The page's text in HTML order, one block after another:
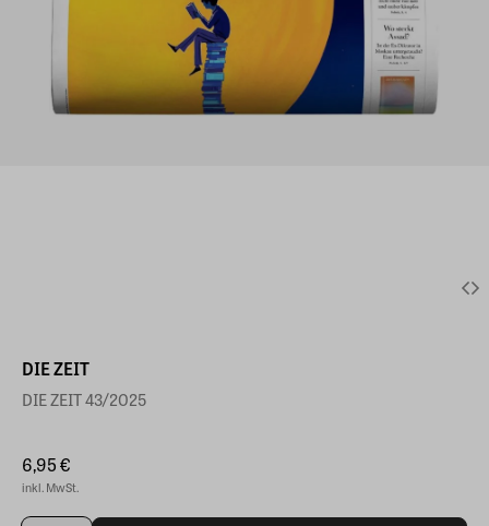
DIE ZEIT
DIE ZEIT 43/2025
6,95 €
inkl. MwSt.